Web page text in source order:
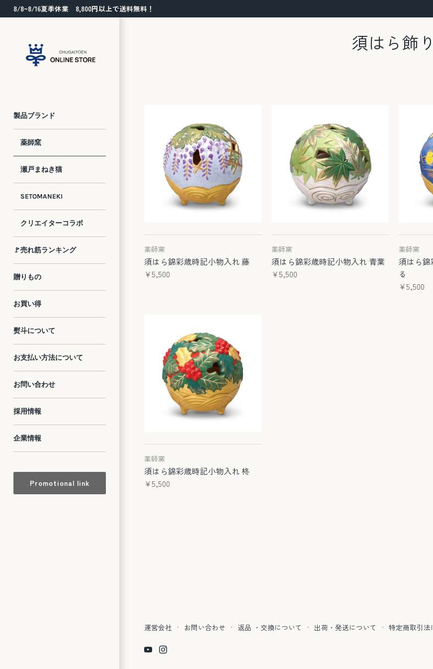
ン
8/8~8/16夏季休業 8,800円以上で送料無料！
製品ブランド
薬師窯
瀬戸まねき猫
SETOMANEKI
クリエイターコラボ
🚩売れ筋ランキング
贈りもの
お買い得
熨斗について
お支払い方法について
お問い合わせ
採用情報
企業情報
Promotional link
須はら飾り
薬師窯
須はら錦彩歳時記小物入れ 藤
¥5,500
薬師窯
須はら錦彩歳時記小物入れ 青葉
¥5,500
薬師窯
須はら
る
¥5,500
薬師窯
須はら錦彩歳時記小物入れ 柊
¥5,500
運営会社 · お問い合わせ · 返品 ・交換について · 出荷・発送について · 特定商取引法